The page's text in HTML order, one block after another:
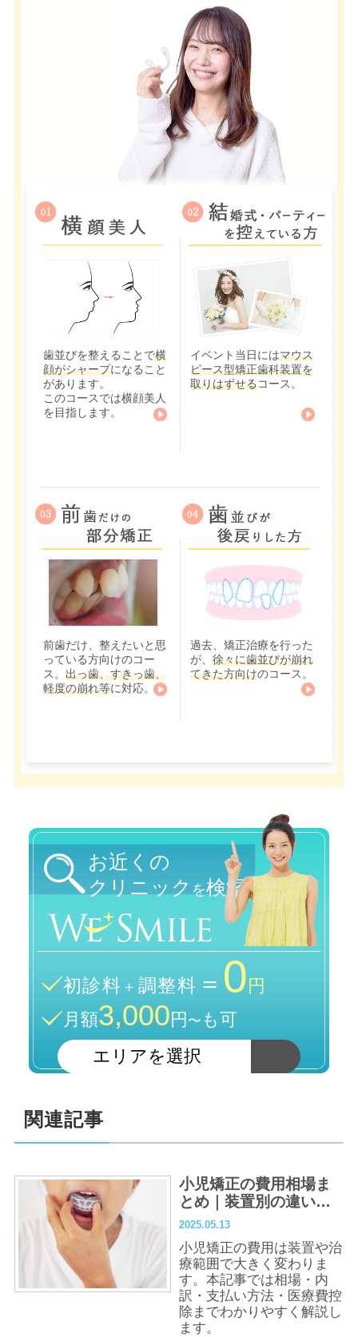
歯並びを整えることで横
顔がシャープになること
があります。
このコースでは横顔美人
を目指します。
イベント当日にはマウス
ピース型矯正歯科装置を
取りはずせるコース。
前歯だけ、整えたいと思
っている方向けのコー
ス。 出っ歯、すきっ歯、
軽度の崩れ等に対応。
過去、矯正治療を行った
が、徐々に歯並びが崩れ
てきた方向けのコース。
お近くの
クリニック を検索
初診料＋ 調整料 ＝ 0 円
月額3,000円〜 も可
関連記事
小児矯正の費用相場ま
とめ｜装置別の違い・
医療費控除・支払い方
法まで解説
2025.05.13
小児矯正の費用は装置や治
療範囲で大きく変わりま
す。本記事では相場・内
訳・支払い方法・医療費控
除までわかりやすく解説し
ます。